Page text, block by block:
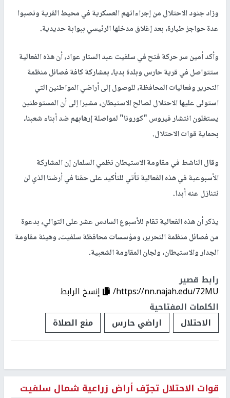
وزاد جنود الاحتلال من إجراءاتهم العسكرية في محيط القرية ونصبوا
عدة حواجز طيارة، بعد إغلاق مدخلها الرئيسي ببوابة حديدية.
وأكد أمين سر حركة فتح في سلفيت عبد الستار عواد، أن هذه الفعالية
ستتواصل في قرية حارس وبلدة بديا، بمشاركة كافة فصائل منظمة
التحرير وفعاليات المحافظة، للوصول إلى أراضي المواطنين التي
استولى عليها الاحتلال لصالح الاستيطان، مشيرا إلى أن المستوطنين
يستغلون انتشار فيروس "كورونا" لمواصلة إرهابهم ضد أبناء شعبنا،
بحماية قوات الاحتلال.
وقال الناشط في مقاومة الاستيطان نظمي السلمان إن المشاركة
الأسبوعية في هذه الفعالية تأتي للتأكيد على حقنا في أرضنا الذي لن
نتنازل عنه أبدا.
يذكر أن هذه الفعالية تقام للأسبوع السادس عشر على التوالي، بدعوة
من فصائل منظمة التحرير، ومؤسسات محافظة سلفيت، وهيئة مقاومة
الجدار والاستيطان، ولجان المقاومة الشعبية.
رابط قصير
https://nn.najah.edu/72MU/
إنسخ الرابط
الكلمات المفتاحية
الاحتلال
اراضي حارس منع الصلاة
قوات الاحتلال تجرّف أراض زراعية شمال سلفيت